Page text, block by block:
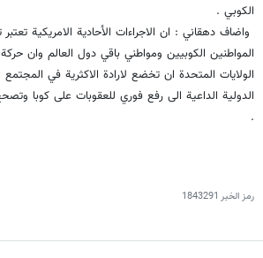
الكوبي .
واضاف دهقاني : ان الاجراءات الأحادية الامريكية
المواطنين الكوبيين ومواطني باقي دول العالم وان
الولايات المتحدة ان تخضع لارادة الاكثرية في المجتمع
الدولية الداعية الى رفع فوري للعقوبات على كوبا
.
رمز الخبر 1843291